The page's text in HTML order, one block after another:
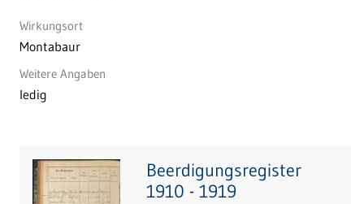
Wirkungsort
Montabaur
Weitere Angaben
ledig
Beerdigungsregister
1910 - 1919